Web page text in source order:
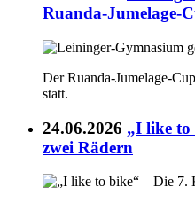
Ruanda-Jumelage-
Der Ruanda-Jumelage-
statt.
24.06.2026 „I like to
zwei Rädern